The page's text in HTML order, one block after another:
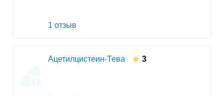
1 отзыв
Ацетилцистеин-Тева 3